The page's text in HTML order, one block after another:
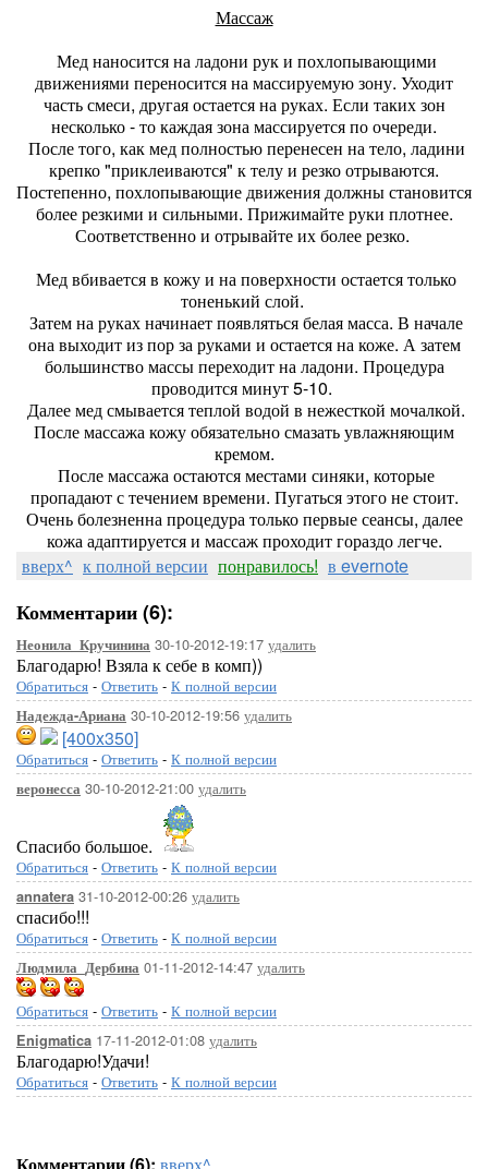
Массаж
Мед наносится на ладони рук и похлопывающими
движениями переносится на массируемую зону. Уходит
часть смеси, другая остается на руках. Если таких зон
несколько - то каждая зона массируется по очереди.
После того, как мед полностью перенесен на тело, ладини
крепко "приклеиваются" к телу и резко отрываются.
Постепенно, похлопывающие движения должны становится
более резкими и сильными. Прижимайте руки плотнее.
Соответственно и отрывайте их более резко.
Мед вбивается в кожу и на поверхности остается только
тоненький слой.
Затем на руках начинает появляться белая масса. В начале
она выходит из пор за руками и остается на коже. А затем
большинство массы переходит на ладони. Процедура
проводится минут 5-10.
Далее мед смывается теплой водой в нежесткой мочалкой.
После массажа кожу обязательно смазать увлажняющим
кремом.
После массажа остаются местами синяки, которые
пропадают с течением времени. Пугаться этого не стоит.
Очень болезненна процедура только первые сеансы, далее
кожа адаптируется и массаж проходит гораздо легче.
вверх^ к полной версии понравилось! в evernote
Комментарии (6):
Неонила_Кручинина 30-10-2012-19:17 удалить
Благодарю! Взяла к себе в комп))
Обратиться - Ответить - К полной версии
Надежда-Ариана 30-10-2012-19:56 удалить
[400x350]
Обратиться - Ответить - К полной версии
веронесса 30-10-2012-21:00 удалить
Спасибо большое.
Обратиться - Ответить - К полной версии
annatera 31-10-2012-00:26 удалить
спасибо!!!
Обратиться - Ответить - К полной версии
Людмила_Дербина 01-11-2012-14:47 удалить
Обратиться - Ответить - К полной версии
Enigmatica 17-11-2012-01:08 удалить
Благодарю!Удачи!
Обратиться - Ответить - К полной версии